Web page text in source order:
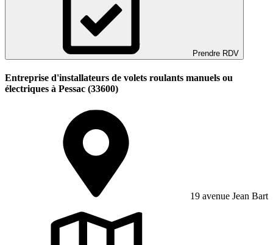
Prendre RDV
Entreprise d'installateurs de volets roulants manuels ou
électriques à Pessac (33600)
19 avenue Jean Bart